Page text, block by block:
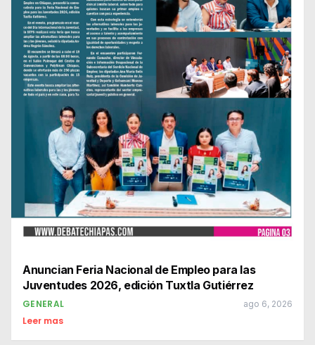
Anuncian Feria Nacional de Empleo para las
Juventudes 2026, edición Tuxtla Gutiérrez
GENERAL ago 6, 2026
Leer mas